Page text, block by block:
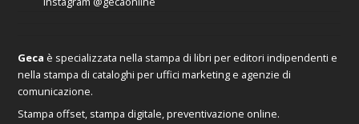
Geca è specializzata nella stampa di libri per editori indipendenti e
nella stampa di cataloghi per uffici marketing e agenzie di
comunicazione.
Stampa offset, stampa digitale, preventivazione online.